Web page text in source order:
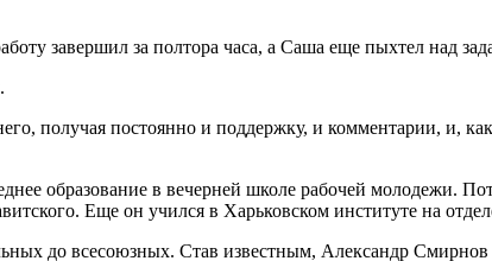
завершил за полтора часа, а Саша еще пыхтел над
получая постоянно и поддержку, и комментарии, и,
образование в вечерней школе рабочей молодежи.
Еще он учился в Харьковском институте на
до всесоюзных. Став известным, Александр Смирнов